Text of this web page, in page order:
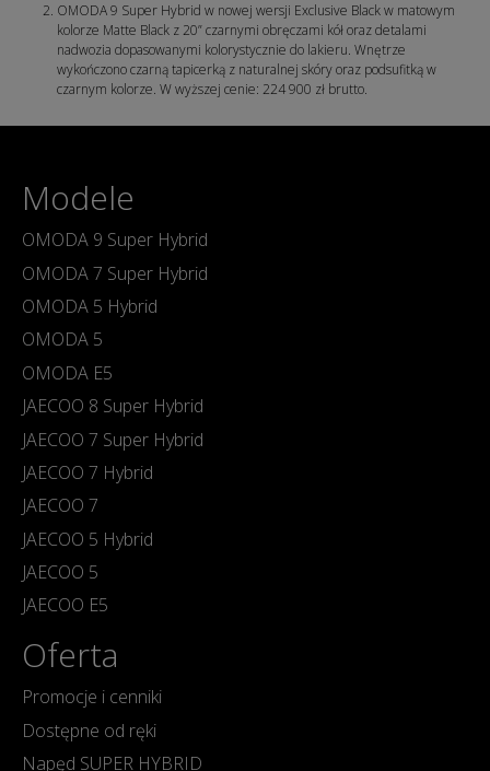
OMODA 9 Super Hybrid w nowej wersji Exclusive Black w matowym
kolorze Matte Black z 20” czarnymi obręczami kół oraz detalami
nadwozia dopasowanymi kolorystycznie do lakieru. Wnętrze
wykończono czarną tapicerką z naturalnej skóry oraz podsufitką w
czarnym kolorze. W wyższej cenie: 224 900 zł brutto.
Modele
OMODA 9 Super Hybrid
OMODA 7 Super Hybrid
OMODA 5 Hybrid
OMODA 5
OMODA E5
JAECOO 8 Super Hybrid
JAECOO 7 Super Hybrid
JAECOO 7 Hybrid
JAECOO 7
JAECOO 5 Hybrid
JAECOO 5
JAECOO E5
Oferta
Promocje i cenniki
Dostępne od ręki
Napęd SUPER HYBRID